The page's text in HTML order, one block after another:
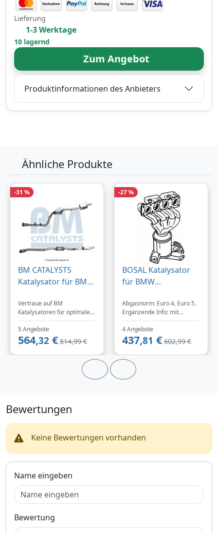
Lieferung
1-3 Werktage
10 lagernd
Zum Angebot
Produktinformationen des Anbieters
Ähnliche Produkte
-31 %
BM CATALYSTS
Katalysator für BMW
Vertraue auf BM
Katalysatoren für optimale
Leistung und Umweltschutz.
Jetzt bei TEILeHABER.de.
5 Angebote
564,32 € 814,99 €
-27 %
BOSAL Katalysator
für BMW
18407563670 090-
201
Abgasnorm: Euro 4, Euro 5.
Ergänzende Info: mit
Anbauteilen. Hersteller:
BOSAL. Herstellernummer:
090201. Index: BOS090-201.
4 Angebote
437,81 € 602,99 €
Bewertungen
Keine Bewertungen vorhanden
Name eingeben
Bewertung